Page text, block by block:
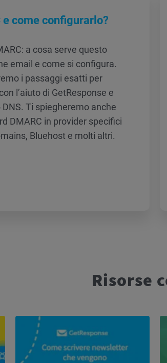
e come configurarlo?
a cosa serve questo
email e come si configura.
i passaggi esatti per
l’aiuto di GetResponse e
Ti spiegheremo anche
DMARC in provider specifici
Bluehost e molti altri.
Risorse